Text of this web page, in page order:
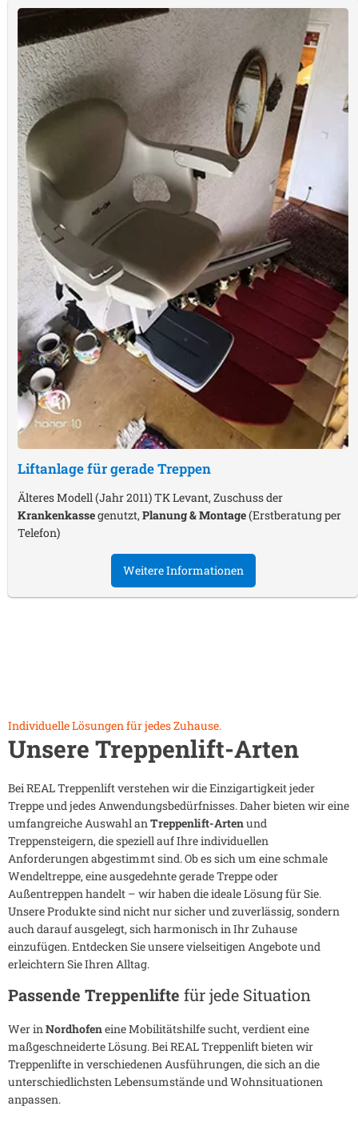
Liftanlage für gerade Treppen
Älteres Modell (Jahr 2011) TK Levant, Zuschuss der
Krankenkassegenutzt,Planung & Montage(Erstberatung per
Telefon)
Weitere Informationen
Individuelle Lösungen für jedes Zuhause.
Unsere Treppenlift-Arten
Bei REAL Treppenlift verstehen wir die Einzigartigkeit jeder
Treppe und jedes Anwendungsbedürfnisses. Daher bieten wir eine
umfangreiche Auswahl anTreppenlift-Artenund
Treppensteigern, die speziell auf Ihre individuellen
Anforderungen abgestimmt sind. Ob es sich um eine schmale
Wendeltreppe, eine ausgedehnte gerade Treppe oder
Außentreppen handelt – wir haben die ideale Lösung für Sie.
Unsere Produkte sind nicht nur sicher und zuverlässig, sondern
auch darauf ausgelegt, sich harmonisch in Ihr Zuhause
einzufügen. Entdecken Sie unsere vielseitigen Angebote und
erleichtern Sie Ihren Alltag.
Passende Treppenlifte für jede Situation
Wer inNordhofeneine Mobilitätshilfe sucht, verdient eine
maßgeschneiderte Lösung. Bei REAL Treppenlift bieten wir
Treppenlifte in verschiedenen Ausführungen, die sich an die
unterschiedlichsten Lebensumstände und Wohnsituationen
anpassen.